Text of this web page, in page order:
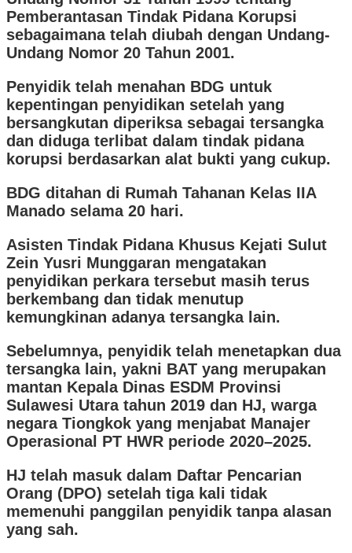
Pemberantasan Tindak Pidana Korupsi
sebagaimana telah diubah dengan Undang-
Undang Nomor 20 Tahun 2001.
Penyidik telah menahan BDG untuk
kepentingan penyidikan setelah yang
bersangkutan diperiksa sebagai tersangka
dan diduga terlibat dalam tindak pidana
korupsi berdasarkan alat bukti yang cukup.
BDG ditahan di Rumah Tahanan Kelas IIA
Manado selama 20 hari.
Asisten Tindak Pidana Khusus Kejati Sulut
Zein Yusri Munggaran mengatakan
penyidikan perkara tersebut masih terus
berkembang dan tidak menutup
kemungkinan adanya tersangka lain.
Sebelumnya, penyidik telah menetapkan dua
tersangka lain, yakni BAT yang merupakan
mantan Kepala Dinas ESDM Provinsi
Sulawesi Utara tahun 2019 dan HJ, warga
negara Tiongkok yang menjabat Manajer
Operasional PT HWR periode 2020–2025.
HJ telah masuk dalam Daftar Pencarian
Orang (DPO) setelah tiga kali tidak
memenuhi panggilan penyidik tanpa alasan
yang sah.